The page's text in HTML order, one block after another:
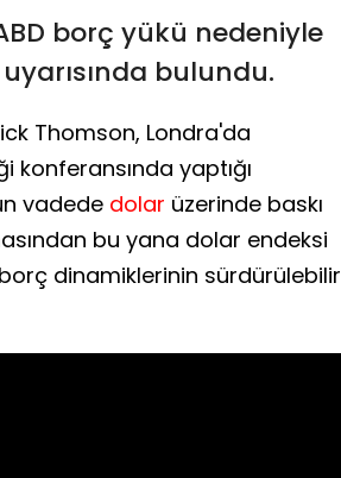
borç yükü nedeniyle
bulundu.
Thomson, Londra'da
konferansında yaptığı
vadede dolar üzerinde baskı
bu yana dolar endeksi
dinamiklerinin sürdürülebilir